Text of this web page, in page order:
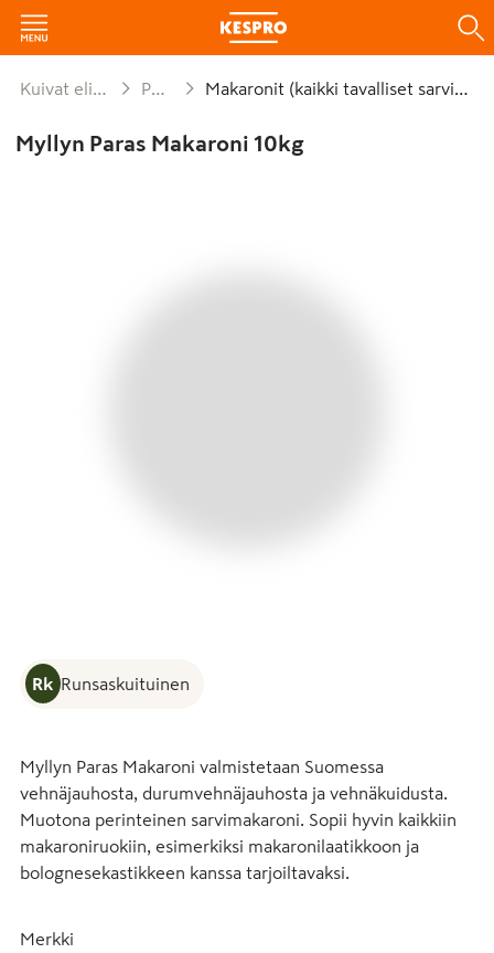
Kuivat elintarvikkeet ja säilykkeet PastavalmisteetMakaronit (kaikki tavalliset sarvimakaronit)
Myllyn Paras Makaroni 10kg
Rk Runsaskuituinen
Myllyn Paras Makaroni valmistetaan Suomessa
vehnäjauhosta, durumvehnäjauhosta ja vehnäkuidusta.
Muotona perinteinen sarvimakaroni. Sopii hyvin kaikkiin
makaroniruokiin, esimerkiksi makaronilaatikkoon ja
bolognesekastikkeen kanssa tarjoiltavaksi.
Merkki